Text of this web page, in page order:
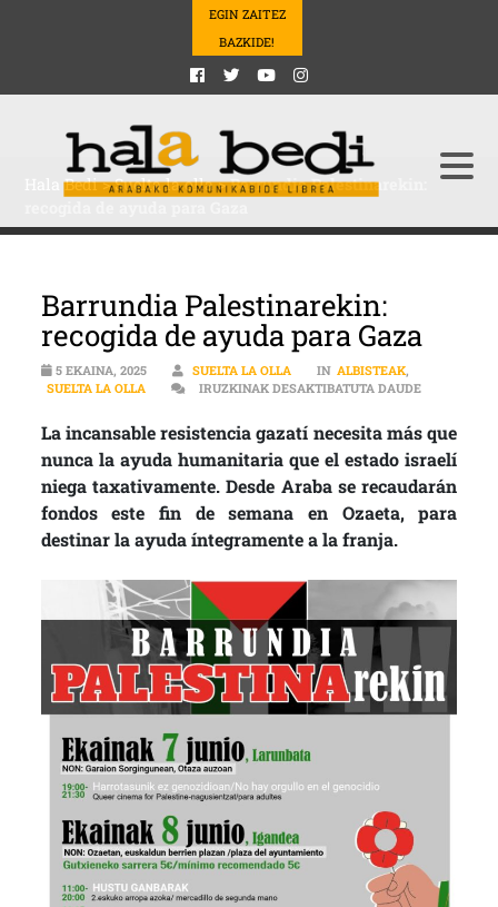
EGIN ZAITEZ
BAZKIDE!
Hala Bedi>Suelta la olla>Barrundia Palestinarekin:
Barrundia Palestinarekin:
recogida de ayuda para Gaza
5 EKAINA, 2025 SUELTA LA OLLA IN ALBISTEAK,
SUELTA LA OLLA
IRUZKINAK DESAKTIBATUTA DAUDEBARRUNDIA
La incansable resistencia gazatí necesita más que
nunca la ayuda humanitaria que el estado israelí
niega taxativamente. Desde Araba se recaudarán
fondos este fin de semana en Ozaeta, para
destinar la ayuda íntegramente a la franja.